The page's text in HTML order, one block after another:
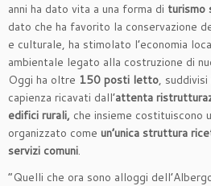
anni ha dato vita a una forma di turismo
dato che ha favorito la conservazione
e culturale, ha stimolato l’economia
ambientale legato alla costruzione di
Oggi ha oltre 150 posti letto, suddivisi
capienza ricavati dall’attenta
edifici rurali, che insieme costituiscono
organizzato come un’unica struttura
servizi comuni.
“Quelli che ora sono alloggi